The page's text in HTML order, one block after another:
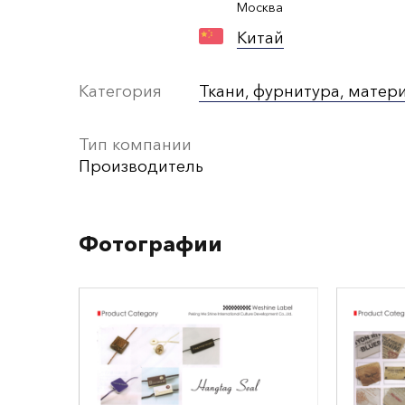
Москва
Китай
Категория Ткани, фурнитура,
Тип компании
Производитель
Фотографии